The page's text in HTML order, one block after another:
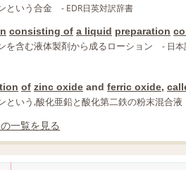
という合金 - EDR日英対訳辞書
consisting of a liquid preparation
を含む液体製剤から成るローション
- 日
of zinc oxide and ferric oxide,
という,酸化亜鉛と酸化第二鉄の粉末混合液
一覧を見る